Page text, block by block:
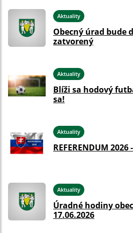
Aktuality
Obecný úrad bude
zatvorený
Aktuality
Blíži sa hodový
sa!
Aktuality
REFERENDUM
Aktuality
Úradné hodiny
17.06.2026